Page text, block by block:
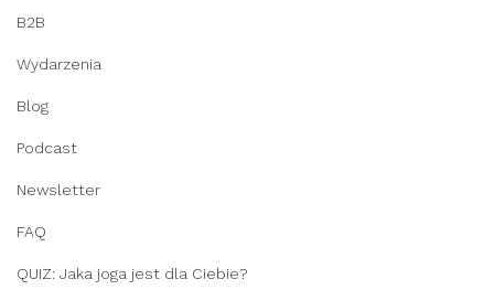
B2B
Wydarzenia
Blog
Podcast
Newsletter
FAQ
QUIZ: Jaka joga jest dla Ciebie?